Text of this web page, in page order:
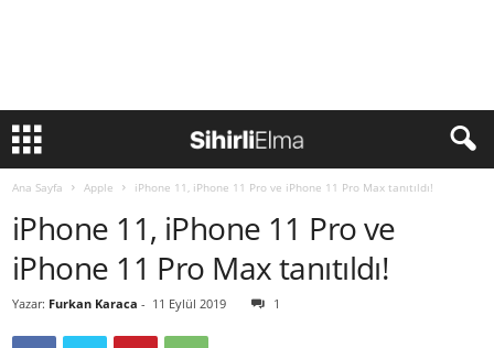
Ana Sayfa Apple iPhone 11, iPhone 11 Pro ve iPhone 11 Pro Max tanıtıldı!
iPhone 11, iPhone 11 Pro ve
iPhone 11 Pro Max tanıtıldı!
Yazar: Furkan Karaca - 11 Eylül 2019 1